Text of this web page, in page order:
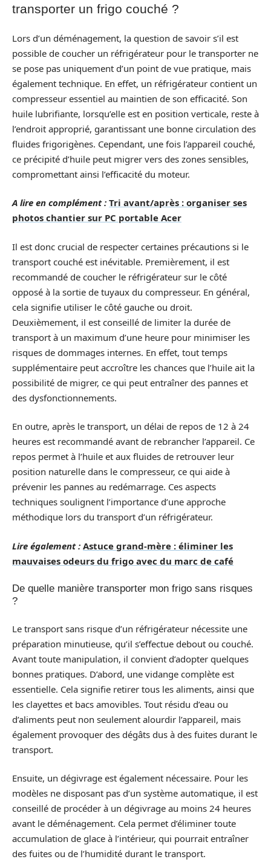
transporter un frigo couché ?
Lors d’un déménagement, la question de savoir s’il est
possible de coucher un réfrigérateur pour le transporter ne
se pose pas uniquement d’un point de vue pratique, mais
également technique. En effet, un réfrigérateur contient un
compresseur essentiel au maintien de son efficacité. Son
huile lubrifiante, lorsqu’elle est en position verticale, reste à
l’endroit approprié, garantissant une bonne circulation des
fluides frigorigènes. Cependant, une fois l’appareil couché,
ce précipité d’huile peut migrer vers des zones sensibles,
compromettant ainsi l’efficacité du moteur.
A lire en complément : Tri avant/après : organiser ses
photos chantier sur PC portable Acer
Il est donc crucial de respecter certaines précautions si le
transport couché est inévitable. Premièrement, il est
recommandé de coucher le réfrigérateur sur le côté
opposé à la sortie de tuyaux du compresseur. En général,
cela signifie utiliser le côté gauche ou droit.
Deuxièmement, il est conseillé de limiter la durée de
transport à un maximum d’une heure pour minimiser les
risques de dommages internes. En effet, tout temps
supplémentaire peut accroître les chances que l’huile ait la
possibilité de migrer, ce qui peut entraîner des pannes et
des dysfonctionnements.
En outre, après le transport, un délai de repos de 12 à 24
heures est recommandé avant de rebrancher l’appareil. Ce
repos permet à l’huile et aux fluides de retrouver leur
position naturelle dans le compresseur, ce qui aide à
prévenir les pannes au redémarrage. Ces aspects
techniques soulignent l’importance d’une approche
méthodique lors du transport d’un réfrigérateur.
Lire également : Astuce grand-mère : éliminer les
mauvaises odeurs du frigo avec du marc de café
De quelle manière transporter mon frigo sans risques
?
Le transport sans risque d’un réfrigérateur nécessite une
préparation minutieuse, qu’il s’effectue debout ou couché.
Avant toute manipulation, il convient d’adopter quelques
bonnes pratiques. D’abord, une vidange complète est
essentielle. Cela signifie retirer tous les aliments, ainsi que
les clayettes et bacs amovibles. Tout résidu d’eau ou
d’aliments peut non seulement alourdir l’appareil, mais
également provoquer des dégâts dus à des fuites durant le
transport.
Ensuite, un dégivrage est également nécessaire. Pour les
modèles ne disposant pas d’un système automatique, il est
conseillé de procéder à un dégivrage au moins 24 heures
avant le déménagement. Cela permet d’éliminer toute
accumulation de glace à l’intérieur, qui pourrait entraîner
des fuites ou de l’humidité durant le transport.